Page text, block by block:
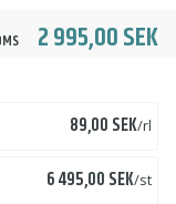
2 995,00 SEK
Pris
89,00 SEK/rl
Pris
6 495,00 SEK/st